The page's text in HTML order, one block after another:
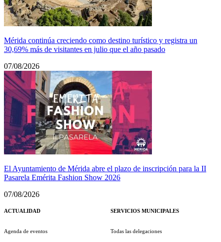
Mérida continúa creciendo como destino turístico y registra un
30,69% más de visitantes en julio que el año pasado
07/08/2026
El Ayuntamiento de Mérida abre el plazo de inscripción para la II
Pasarela Emérita Fashion Show 2026
07/08/2026
ACTUALIDAD
Agenda de eventos
SERVICIOS MUNICIPALES
Todas las delegaciones